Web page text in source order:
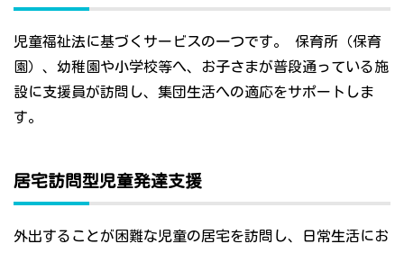
児童福祉法に基づくサービスの一つです。 保育所（保育
園）、幼稚園や小学校等へ、お子さまが普段通っている施
設に支援員が訪問し、集団生活への適応をサポートしま
す。
居宅訪問型児童発達支援
外出することが困難な児童の居宅を訪問し、日常生活にお